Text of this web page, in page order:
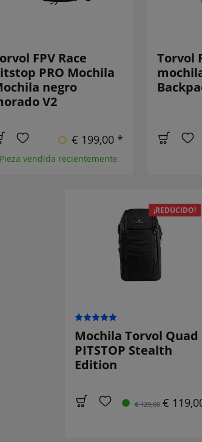
FPV Race
PRO Mochila
negro
V2
€ 199,00 *
vendida recientemente
Torvol
¡REDUCIDO!
Mochila Torvol Quad
PITSTOP Stealth
Edition
€ 129,00 €